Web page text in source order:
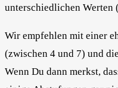
unterschiedlichen Werten
Wir empfehlen mit einer
(zwischen 4 und 7) und
Wenn Du dann merkst,